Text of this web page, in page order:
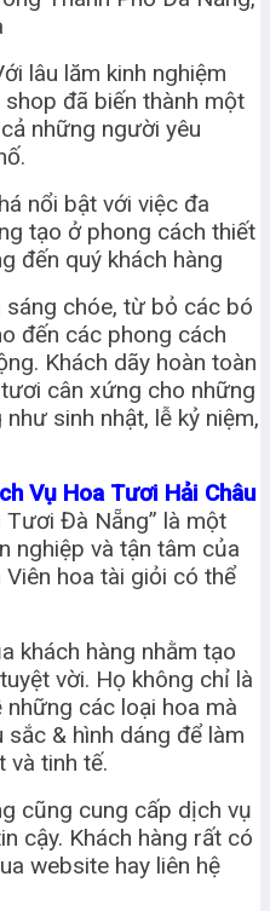
lâu lăm kinh nghiệm
đã biến thành một
những người yêu
nổi bật với việc đa
tạo ở phong cách thiết
đến quý khách hàng
chóe, từ bỏ các bó
đến các phong cách
Khách dãy hoàn toàn
cân xứng cho những
sinh nhật, lễ kỷ niệm,
Vụ Hoa Tươi Hải Châu
Đà Nẵng” là một
nghiệp và tận tâm của
Viên hoa tài giỏi có thể
khách hàng nhằm tạo
vời. Họ không chỉ là
các loại hoa mà
& hình dáng để làm
và tinh tế.
cũng cung cấp dịch vụ
cậy. Khách hàng rất có
website hay liên hệ